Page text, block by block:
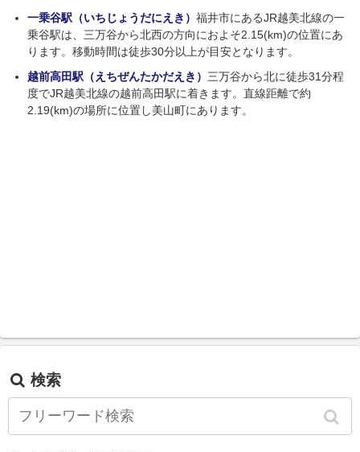
一乗谷駅（いちじょうだにえき） 福井市にあるJR越美北線の一
乗谷駅は、三万谷から北西の方向におよそ2.15(km)の位置にあ
ります。移動時間は徒歩30分以上が目安となります。
越前高田駅（えちぜんたかだえき） 三万谷から北に徒歩31分程
度でJR越美北線の越前高田駅に着きます。直線距離で約
2.19(km)の場所に位置し美山町にあります。
検索